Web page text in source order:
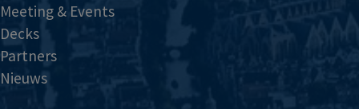
Meeting & Events
Decks
Partners
Nieuws